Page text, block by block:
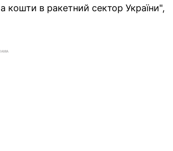
кошти в ракетний сектор України",